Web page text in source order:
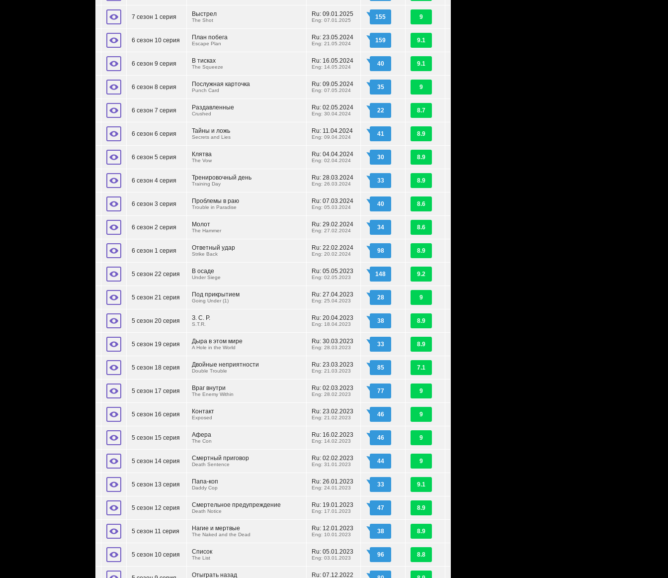
7 сезон 1 серия Выстрел
The Shot
Ru: 09.01.2025
Eng: 07.01.2025 155 9
6 сезон 10 серия План побега
Escape Plan
Ru: 23.05.2024
Eng: 21.05.2024 159 9.1
6 сезон 9 серия В тисках
The Squeeze
Ru: 16.05.2024
Eng: 14.05.2024 40 9.1
6 сезон 8 серия Послужная карточка
Punch Card
Ru: 09.05.2024
Eng: 07.05.2024 35 9
6 сезон 7 серия Раздавленные
Crushed
Ru: 02.05.2024
Eng: 30.04.2024 22 8.7
6 сезон 6 серия Тайны и ложь
Secrets and Lies
Ru: 11.04.2024
Eng: 09.04.2024 41 8.9
6 сезон 5 серия Клятва
The Vow
Ru: 04.04.2024
Eng: 02.04.2024 30 8.9
6 сезон 4 серия Тренировочный день
Training Day
Ru: 28.03.2024
Eng: 26.03.2024 33 8.9
6 сезон 3 серия Проблемы в раю
Trouble in Paradise
Ru: 07.03.2024
Eng: 05.03.2024 40 8.6
6 сезон 2 серия Молот
The Hammer
Ru: 29.02.2024
Eng: 27.02.2024 34 8.6
6 сезон 1 серия Ответный удар
Strike Back
Ru: 22.02.2024
Eng: 20.02.2024 98 8.9
5 сезон 22 серия В осаде
Under Siege
Ru: 05.05.2023
Eng: 02.05.2023 148 9.2
5 сезон 21 серия Под прикрытием
Going Under (1)
Ru: 27.04.2023
Eng: 25.04.2023 28 9
5 сезон 20 серия З. С. Р.
S.T.R.
Ru: 20.04.2023
Eng: 18.04.2023 38 8.9
5 сезон 19 серия Дыра в этом мире
A Hole in the World
Ru: 30.03.2023
Eng: 28.03.2023 33 8.9
5 сезон 18 серия Двойные неприятности
Double Trouble
Ru: 23.03.2023
Eng: 21.03.2023 85 7.1
5 сезон 17 серия Враг внутри
The Enemy Within
Ru: 02.03.2023
Eng: 28.02.2023 77 9
5 сезон 16 серия Контакт
Exposed
Ru: 23.02.2023
Eng: 21.02.2023 46 9
5 сезон 15 серия Афера
The Con
Ru: 16.02.2023
Eng: 14.02.2023 46 9
5 сезон 14 серия Смертный приговор
Death Sentence
Ru: 02.02.2023
Eng: 31.01.2023 44 9
5 сезон 13 серия Папа-коп
Daddy Cop
Ru: 26.01.2023
Eng: 24.01.2023 33 9.1
5 сезон 12 серия Смертельное предупреждение
Death Notice
Ru: 19.01.2023
Eng: 17.01.2023 47 8.9
5 сезон 11 серия Нагие и мертвые
The Naked and the Dead
Ru: 12.01.2023
Eng: 10.01.2023 38 8.9
5 сезон 10 серия Список
The List
Ru: 05.01.2023
Eng: 03.01.2023 96 8.8
Отыграть назад Ru: 07.12.2022